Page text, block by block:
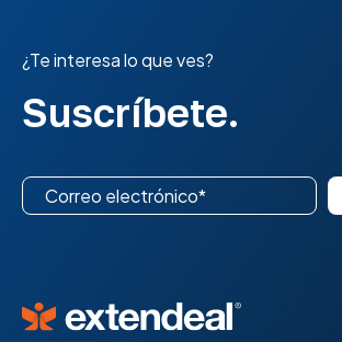
¿Te interesa lo que ves?
Suscríbete.